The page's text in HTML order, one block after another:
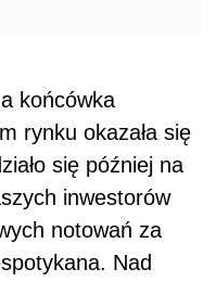
końcówka
rynku okazała się
się później na
inwestorów
notowań za
Nad